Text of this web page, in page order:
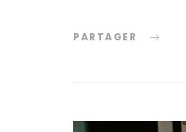
PARTAGER